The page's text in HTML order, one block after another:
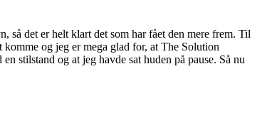
det er helt klart det som har fået den mere frem. Til
og jeg er mega glad for, at The Solution
stilstand og at jeg havde sat huden på pause. Så nu